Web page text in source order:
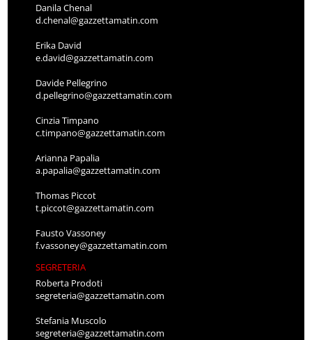
Danila Chenal
d.chenal@gazzettamatin.com
Erika David
e.david@gazzettamatin.com
Davide Pellegrino
d.pellegrino@gazzettamatin.com
Cinzia Timpano
c.timpano@gazzettamatin.com
Arianna Papalia
a.papalia@gazzettamatin.com
Thomas Piccot
t.piccot@gazzettamatin.com
Fausto Vassoney
f.vassoney@gazzettamatin.com
SEGRETERIA
Roberta Prodoti
segreteria@gazzettamatin.com
Stefania Muscolo
segreteria@gazzettamatin.com